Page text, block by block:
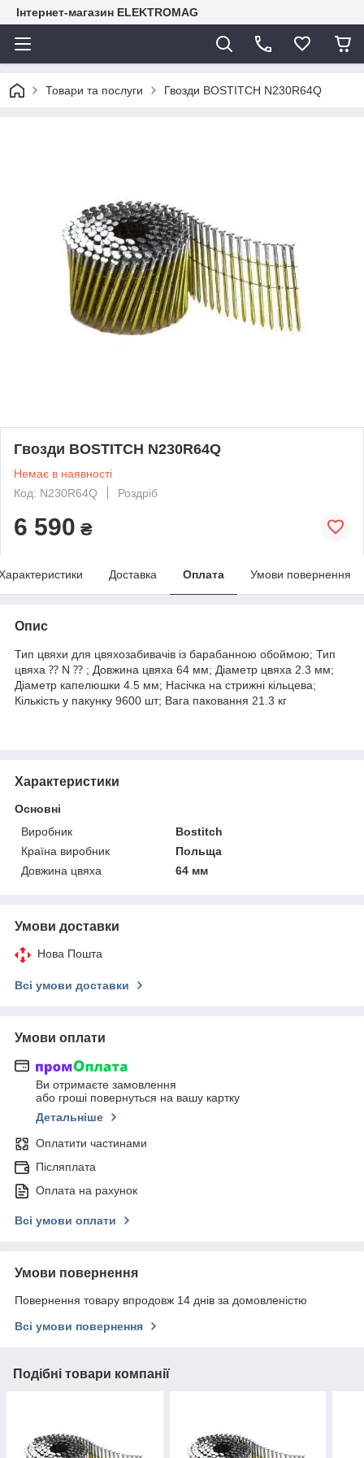
Інтернет-магазин ELEKTROMAG
Товари та послуги Гвозди BOSTITCH N230R64Q
Гвозди BOSTITCH N230R64Q
Немає в наявності
Код: N230R64Q
Роздріб
6 590 ₴
Доставка Оплата Умови повернення
Опис
Тип цвяхи для цвяхозабивачів із барабанною обоймою; Тип
цвяха ⁇ N ⁇ ; Довжина цвяха 64 мм; Діаметр цвяха 2.3 мм;
Діаметр капелюшки 4.5 мм; Насічка на стрижні кільцева;
Кількість у пакунку 9600 шт; Вага паковання 21.3 кг
Характеристики
Основні
Виробник
Bostitch
Країна виробник
Польща
Довжина цвяха
64 мм
Умови доставки
Нова Пошта
Всі умови доставки
Умови оплати
Ви отримаєте замовлення
або гроші повернуться на вашу картку
Детальніше
Оплатити частинами
Післяплата
Оплата на рахунок
Всі умови оплати
Умови повернення
Повернення товару впродовж 14 днів за домовленістю
Всі умови повернення
Подібні товари компанії